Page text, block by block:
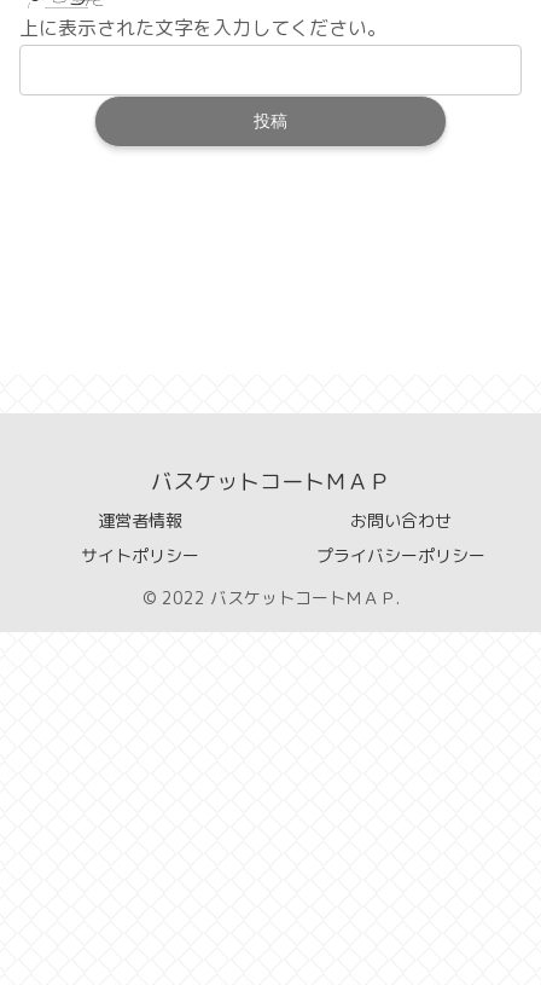
上に表示された文字を入力してください。
バスケットコートＭＡＰ
運営者情報
お問い合わせ
サイトポリシー
プライバシーポリシー
© 2022 バスケットコートＭＡＰ.